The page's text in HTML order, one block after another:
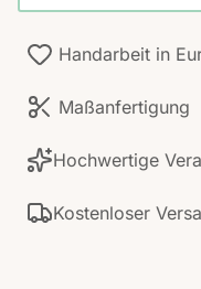
Handarbeit in
Maßanfertigung
Hochwertige
Kostenloser